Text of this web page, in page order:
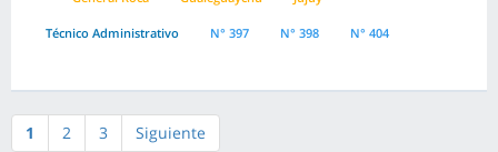
Técnico Administrativo N° 397 N° 398 N° 404
1 2 3 Siguiente